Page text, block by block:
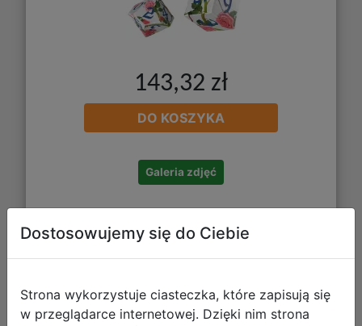
143,32 zł
DO KOSZYKA
Galeria zdjęć
Dostosowujemy się do Ciebie
Strona wykorzystuje ciasteczka, które zapisują się
w przeglądarce internetowej. Dzięki nim strona